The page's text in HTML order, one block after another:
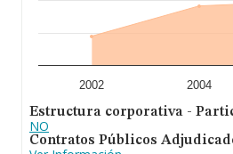
2002 2004
Estructura corporativa -
NO
Contratos Públicos